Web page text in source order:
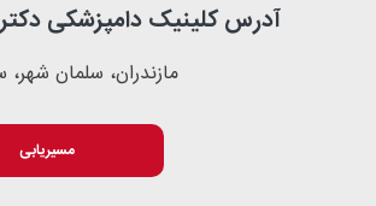
آدرس کلینیک دامپزشکی
مازندران، سلمان شهر،
مسیریابی